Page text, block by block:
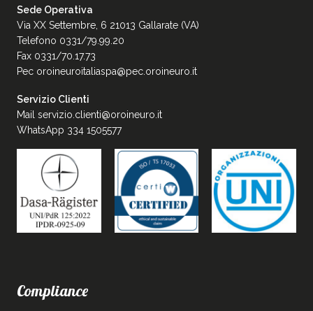
Sede Operativa
Via XX Settembre, 6 21013 Gallarate (VA)
Telefono 0331/79.99.20
Fax 0331/70.17.73
Pec oroineuroitaliaspa@pec.oroineuro.it
Servizio Clienti
Mail servizio.clienti@oroineuro.it
WhatsApp 334 1505577
Compliance